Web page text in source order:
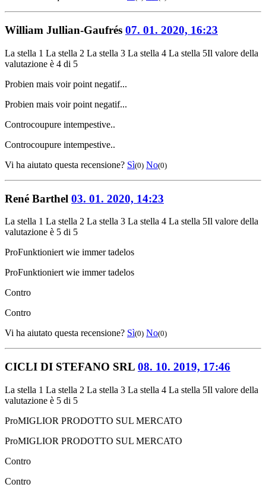
William Jullian-Gaufrés 07. 01. 2020, 16:23
La stella 1 La stella 2 La stella 3 La stella 4 La stella 5Il valore della
valutazione è 4 di 5
Probien mais voir point negatif...
Probien mais voir point negatif...
Controcoupure intempestive..
Controcoupure intempestive..
Vi ha aiutato questa recensione? Sì(0) No(0)
René Barthel 03. 01. 2020, 14:23
La stella 1 La stella 2 La stella 3 La stella 4 La stella 5Il valore della
valutazione è 5 di 5
ProFunktioniert wie immer tadelos
ProFunktioniert wie immer tadelos
Contro
Contro
Vi ha aiutato questa recensione? Sì(0) No(0)
CICLI DI STEFANO SRL 08. 10. 2019, 17:46
La stella 1 La stella 2 La stella 3 La stella 4 La stella 5Il valore della
valutazione è 5 di 5
ProMIGLIOR PRODOTTO SUL MERCATO
ProMIGLIOR PRODOTTO SUL MERCATO
Contro
Contro